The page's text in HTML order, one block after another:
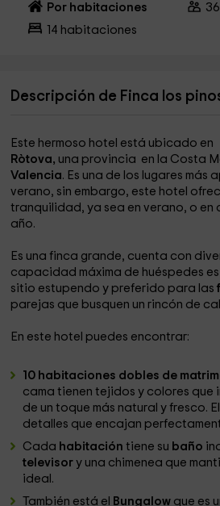
Por habitaciones 36
14 habitaciones
Descripción de Finca los
Este hermoso hotel está ubicado
Ròtova, una provincia en la Costa
Valencia. Es una de los lugares más
verano, sin embargo, este hotel
tranquilidad, ya sea en verano, o en
año.
Es una finca grande, cuenta con
capacidad máxima de huéspedes
sitio estupendo y preferido para las
parejas que busquen un rincón de
En este hotel puedes encontrar:
10 habitaciones dobles de
cama tienen tejidos y colores que
de un toque más natural y fresco.
detalles que encajan
Cada habitación tiene su baño
televisor y una chimenea que
ideal.
También está el
Bungalow que es